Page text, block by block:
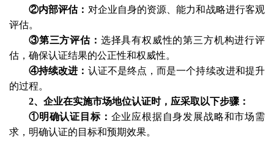
②内部评估： 对企业自身的资源、能力和战略进行客观
评估。
③第三方评估： 选择具有权威性的第三方机构进行评
估，确保认证结果的公正性和权威性。
④持续改进 ： 认证不是终点，而是一个持续改进和提升
的过程。
2、企业在实施市场地位认证时，应采取以下步骤 ：
①明确认证目标： 企业应根据自身发展战略和市场需
求，明确认证的目标和预期效果。